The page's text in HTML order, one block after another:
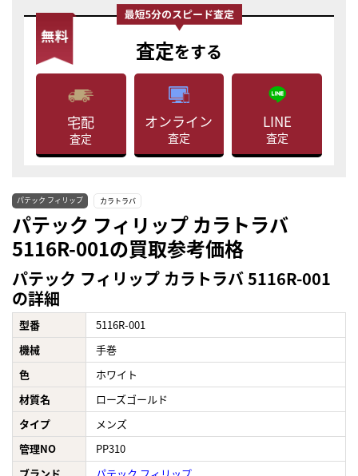
査定をする
宅配
査定
オンライン
査定
LINE
査定
パテック フィリップ カラトラバ
パテック フィリップ カラトラバ
5116R-001の買取参考価格
パテック フィリップ カラトラバ 5116R-001
の詳細
型番
5116R-001
機械
手巻
色
ホワイト
材質名
ローズゴールド
タイプ
メンズ
管理NO
PP310